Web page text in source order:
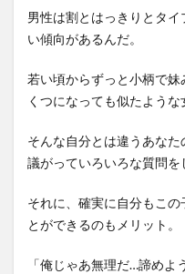
男性は割とはっきりとタ
い傾向があるんだ。
若い頃からずっと小柄で
くつになっても似たような
そんな自分とは違うあな
議がっていろいろな質問を
それに、確実に自分もこ
とができるのもメリット。
「俺じゃあ無理だ…諦めよ